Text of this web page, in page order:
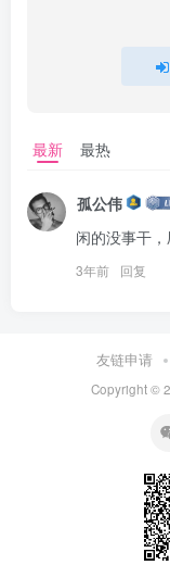
最新 最热
孤公伟
闲的没事干
3年前 回复
友链申请
Copyright ©